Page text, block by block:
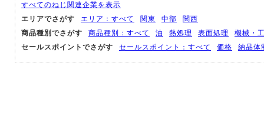
すべてのねじ関連企業を表示
エリアでさがす
エリア：すべて 関東 中部
関西
商品種別でさがす
商品種別：すべて 油 熱処理 表面処理
機械・
セールスポイントでさがす
セールスポイント：すべて 価格 納品体